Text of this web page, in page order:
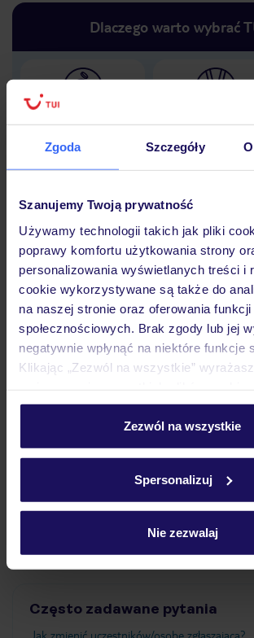
Zgoda Szczegóły
Szanujemy Twoją prywatność
Używamy technologii takich jak pliki
poprawy komfortu użytkowania strony
personalizowania wyświetlanych treści i
cookie wykorzystywane są także do
na naszej stronie oraz oferowania
społecznościowych. Brak zgody lub jej
negatywnie wpłynąć na niektóre funkcje
Klikając „Zezwól na wszystkie”
personalizować swój wybór wchodząc w
Szczegółowe informacje o plikach
Zezwól na wszystkie
Spersonalizuj
Nie zezwalaj
Dlaczego warto wybrać
podróży w
Hotel
Opinie
Pokoje
Ważne informacje
Często zadawane pytania
Jak zmienić uczestników/osobę zgłaszającą?